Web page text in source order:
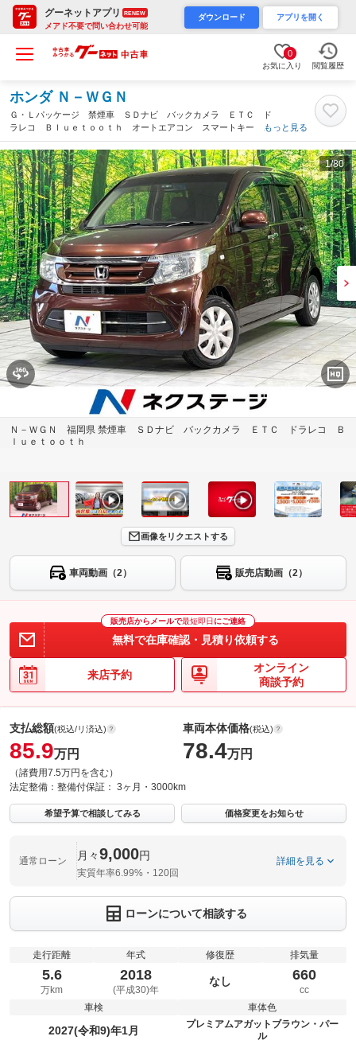
グーネットアプリ RENEW
メアド不要で問い合わせ可能
ダウンロード アプリを開く
0
お気に入り 閲覧履歴
ホンダ Ｎ－ＷＧＮ
Ｇ・Ｌパッケージ 禁煙車 ＳＤナビ バックカメラ ＥＴＣ ド
ラレコ Ｂｌｕｅｔｏｏｔｈ オートエアコン スマートキー ス
テアリングスイッチ 横滑り防止装置 プライバシーガラス パワ
ーウィンドウ 盗難防止システム（福岡県）
もっと見る
1/80
Ｎ－ＷＧＮ 福岡県 禁煙車 ＳＤナビ バックカメラ ＥＴＣ ドラレコ Ｂ
ｌｕｅｔｏｏｔｈ
画像をリクエストする
車両動画（2） 販売店動画（2）
販売店からメールで最短即日 にご連絡
無料で在庫確認・見積り依頼する
来店予約
オンライン
商談予約
支払総額(税込/リ済込)
85.9万円
（諸費用7.5万円を含む）
車両本体価格(税込)
78.4万円
法定整備： 整備付保証： 3ヶ月・3000km
希望予算で相談してみる 価格変更をお知らせ
通常ローン 月々9,000円
実質年率6.99%・120回
詳細を見る
ローンについて相談する
走行距離
5.6
万km
年式
2018
(平成30)年
修復歴
なし
排気量
660
cc
車検
2027(令和9)年1月
車体色
プレミアムアガットブラウン・パー
ル